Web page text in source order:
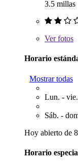
3.5 millas
Verfotos
Horario
Mostrar todas
Lun. -
Sáb. -
Hoy abierto de
Horario